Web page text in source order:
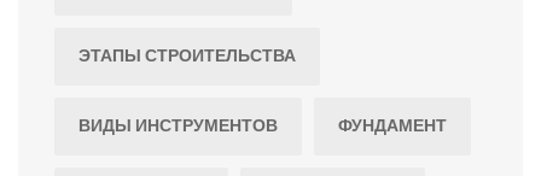
ЭТАПЫ СТРОИТЕЛЬСТВА
ВИДЫ ИНСТРУМЕНТОВ ФУНДАМЕНТ